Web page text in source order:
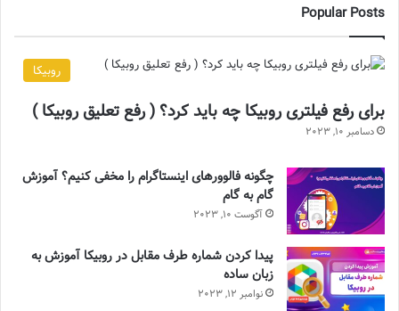
Popular Posts
روبیکا
برای رفع فیلتری روبیکا چه باید کرد؟ ( رفع تعلیق روبیکا )
دسامبر 10, 2023
چگونه فالوورهای اینستاگرام را مخفی کنیم؟ آموزش
گام به گام
آگوست 10, 2023
پیدا کردن شماره طرف مقابل در روبیکا آموزش به
زبان ساده
نوامبر 12, 2023